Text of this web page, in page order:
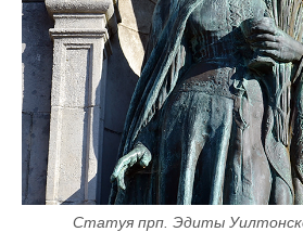
Cтатуя прп. Эдиты